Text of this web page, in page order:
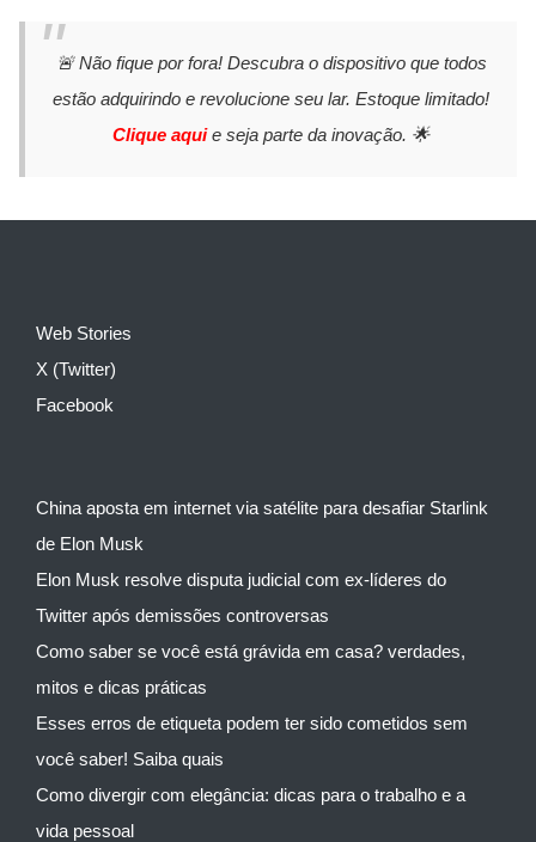
🚨 Não fique por fora! Descubra o dispositivo que todos
estão adquirindo e revolucione seu lar. Estoque limitado!
Clique aquie seja parte da inovação. 🌟
Web Stories
X (Twitter)
Facebook
China aposta em internet via satélite para desafiar Starlink
de Elon Musk
Elon Musk resolve disputa judicial com ex-líderes do
Twitter após demissões controversas
Como saber se você está grávida em casa? verdades,
mitos e dicas práticas
Esses erros de etiqueta podem ter sido cometidos sem
você saber! Saiba quais
Como divergir com elegância: dicas para o trabalho e a
vida pessoal